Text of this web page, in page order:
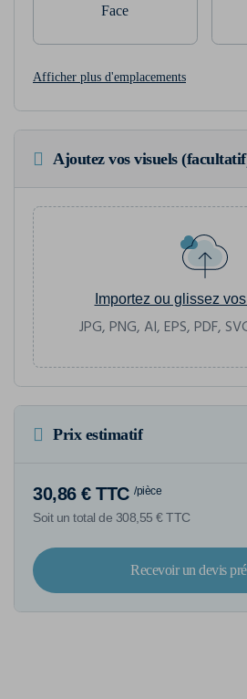
Face
Afficher plus d'emplacements
Ajoutez vos visuels
Importez ou glissez
JPG, PNG, AI, EPS, PDF,
Prix estimatif
30,86 € TTC /pièce
Soit un total de 308,55 € TTC
Recevoir un devis